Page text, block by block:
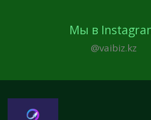
Мы в
@vaibiz.kz